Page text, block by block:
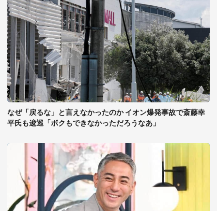
なぜ「戻るな」と言えなかったのか イオン爆発事故で斎藤幸
平氏も逡巡「ボクもできなかっただろうなあ」